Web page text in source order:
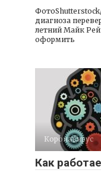
диагноза
летний Майк
оформить
Коронавирус
Как